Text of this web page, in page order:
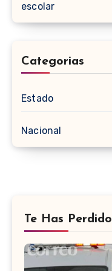
escolar
Categorias
Estado
Nacional
Te Has Perdido